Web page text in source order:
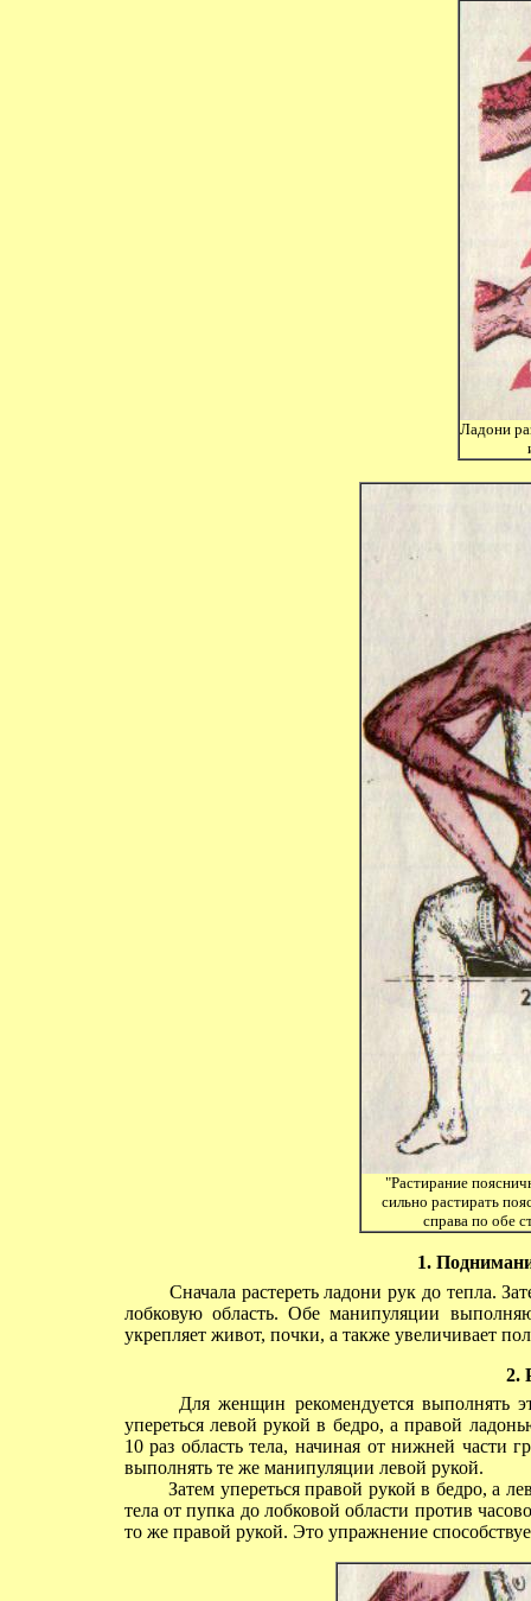
Ладони
"Растирание
сильно растирать
справа по обе
1.
Сначала растереть ладони рук до тепла.
лобковую область. Обе манипуляции
укрепляет живот, почки, а также увеличивает
2.
Для женщин рекомендуется выполнять
упереться левой рукой в бедро, а правой
10 раз область тела, начиная от нижней части
выполнять те же манипуляции левой рукой.
Затем упереться правой рукой в бедро, а
тела от пупка до лобковой области против
то же правой рукой. Это упражнение